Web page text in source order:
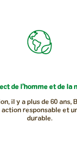
de l’homme et de la
il y a plus de 60 ans,
action responsable et
durable.